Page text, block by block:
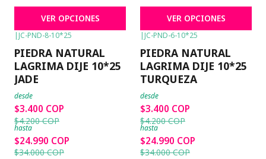
VER OPCIONES VER OPCIONES
|JC-PND-8-10*25
PIEDRA NATURAL
LAGRIMA DIJE 10*25
JADE
desde
$3.400 COP
$4.200 COP
hasta
$24.990 COP
$34.000 COP
|JC-PND-6-10*25
PIEDRA NATURAL
LAGRIMA DIJE 10*25
TURQUEZA
desde
$3.400 COP
$4.200 COP
hasta
$24.990 COP
$34.000 COP